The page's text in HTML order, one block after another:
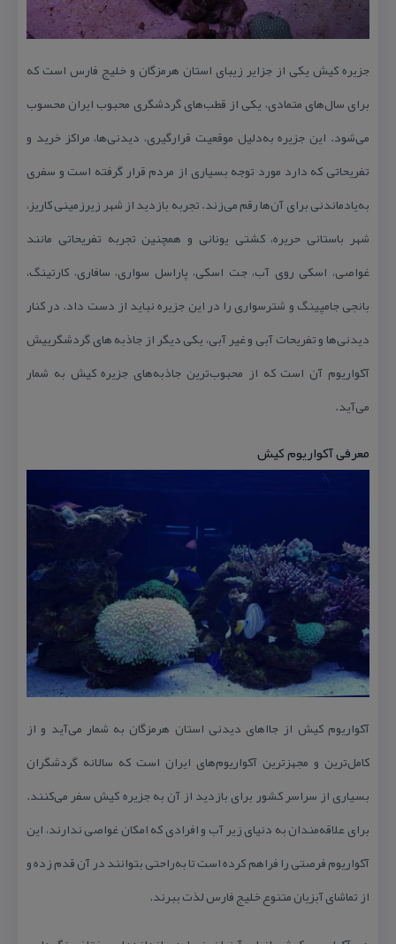
جزیره كیش یكی از جزایر زیبای استان هرمزگان و خلیج فارس است كه
برای سال‌های متمادی، یكی از قطب‌های گردشگری محبوب ایران محسوب
می‌شود. این جزیره به‌دلیل موقعیت قرارگیری، دیدنی‌ها، مراكز خرید و
تفریحاتی كه دارد مورد توجه بسیاری از مردم قرار گرفته است و سفری
به‌یادماندنی برای آن‌ها رقم می‌زند. تجربه بازدید از شهر زیرزمینی كاریز،
شهر باستانی حریره، كشتی یونانی و همچنین تجربه تفریحاتی مانند
غواصی، اسكی روی آب، جت اسكی، پاراسل سواری، سافاری، كارتینگ،
بانجی جامپینگ و شترسواری را در این جزیره نباید از دست داد. در كنار
دیدنی‌ها و تفریحات آبی و غیر آبی، یكی دیگر از جاذبه های گردشگرییش
آكواریوم آن است كه از محبوب‌ترین جاذبه‌های جزیره كیش به شمار
می‌آید.
معرفی آكواریوم كیش
آكواریوم كیش از جااهای دیدنی استان هرمزگان به شمار می‌آید و از
كامل‌ترین و مجهزترین آكواریوم‌های ایران است كه سالانه گردشگران
بسیاری از سراسر كشور برای بازدید از آن به جزیره كیش سفر می‌كنند.
برای علاقه‌مندان به دنیای زیر آب و افرادی كه امكان غواصی ندارند، این
آكواریوم فرصتی را فراهم كرده است تا به‌راحتی بتوانند در آن قدم زده و
از تماشای آبزیان متنوع خلیج فارس لذت ببرند.